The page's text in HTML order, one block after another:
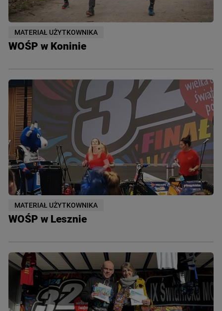
MATERIAŁ UŻYTKOWNIKA
WOŚP w Koninie
MATERIAŁ UŻYTKOWNIKA
WOŚP w Lesznie